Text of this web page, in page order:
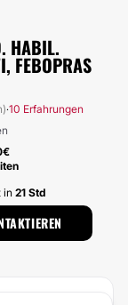
HABIL.
FEBOPRAS
·10 Erfahrungen
in21 Std